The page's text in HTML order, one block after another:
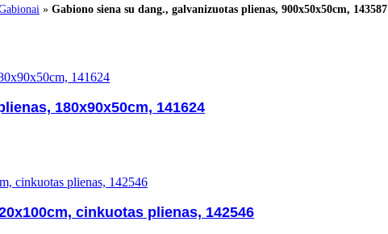
» Gabiono siena su dang., galvanizuotas plienas, 900x50x50cm, 143587
180x90x50cm, 141624
cinkuotas plienas, 142546